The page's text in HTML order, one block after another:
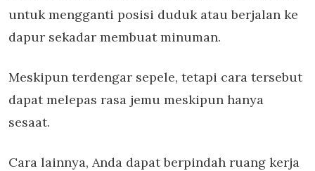
untuk mengganti posisi duduk atau berjalan ke
dapur sekadar membuat minuman.
Meskipun terdengar sepele, tetapi cara tersebut
dapat melepas rasa jemu meskipun hanya
sesaat.
Cara lainnya, Anda dapat berpindah ruang kerja